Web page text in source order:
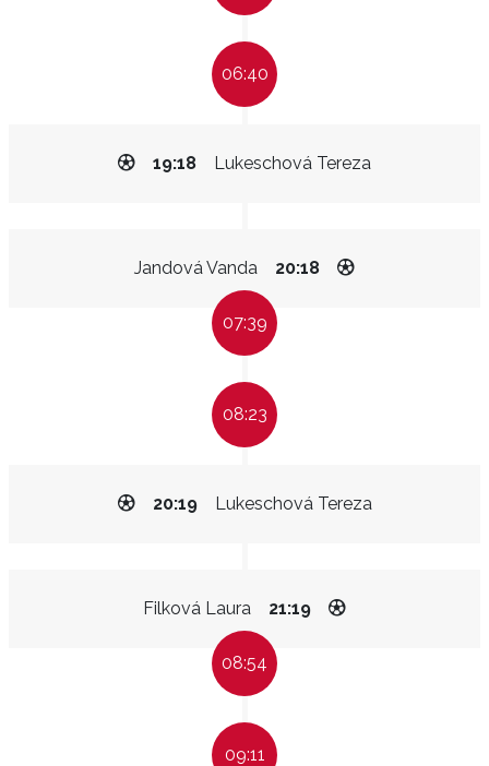
06:40
Lukeschová Tereza
19:18
Jandová Vanda 20:18
07:39
08:23
Lukeschová Tereza
20:19
Filková Laura 21:19
08:54
09:11